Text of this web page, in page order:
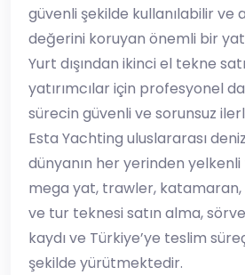
güvenli şekilde kullanılabilir ve
değerini koruyan önemli bir
Yurt dışından ikinci el tekne
yatırımcılar için profesyonel
sürecin güvenli ve sorunsuz
Esta Yachting uluslararası
dünyanın her yerinden
mega yat, trawler, katamaran,
ve tur teknesi satın alma,
kaydı ve Türkiye’ye teslim
şekilde yürütmektedir.